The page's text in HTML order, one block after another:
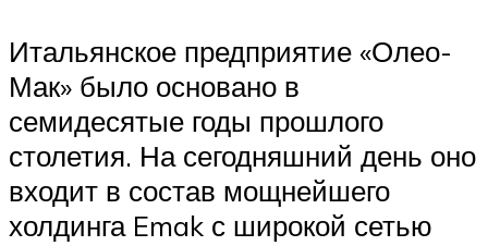
Итальянское предприятие «Олео-
Мак» было основано в
семидесятые годы прошлого
столетия. На сегодняшний день оно
входит в состав мощнейшего
холдинга Emak с широкой сетью